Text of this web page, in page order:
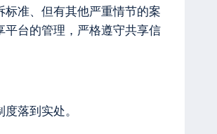
准、但有其他严重情节的案
台的管理，严格遵守共享信
落到实处。